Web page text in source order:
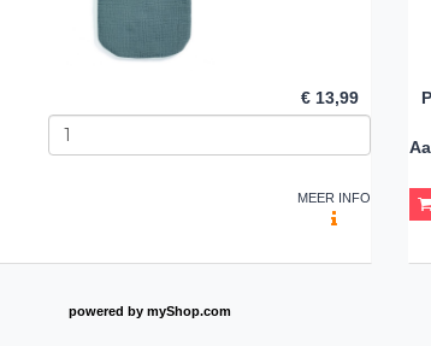
€ 13,99
MEER INFO
powered by myShop.com